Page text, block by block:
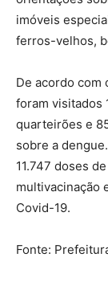
imóveis
ferros-velhos,
De acordo com
foram visitados
quarteirões e
sobre a
11.747 doses
multivacinação
Covid-19.
Fonte: